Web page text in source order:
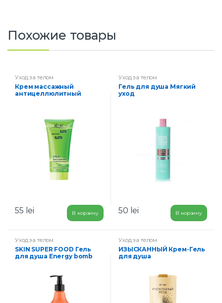
Похожие товары
Уход за телом
Крем массажный
антицеллюлитный
55 lei В корзину
Уход за телом
Гель для душа Мягкий
уход
50 lei В корзину
Уход за телом
SKIN SUPER FOOD Гель
для душа Energy bomb
Уход за телом
ИЗЫСКАННЫЙ Крем-Гель
для душа